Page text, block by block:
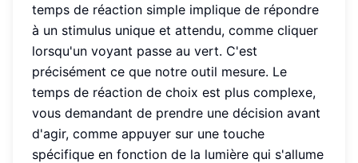
temps de réaction simple implique de répondre
à un stimulus unique et attendu, comme cliquer
lorsqu'un voyant passe au vert. C'est
précisément ce que notre outil mesure. Le
temps de réaction de choix est plus complexe,
vous demandant de prendre une décision avant
d'agir, comme appuyer sur une touche
spécifique en fonction de la lumière qui s'allume